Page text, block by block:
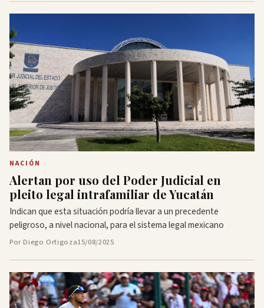
NACIÓN
Alertan por uso del Poder Judicial en
pleito legal intrafamiliar de Yucatán
Indican que esta situación podría llevar a un precedente
peligroso, a nivel nacional, para el sistema legal mexicano
Por Diego Ortigoza15/08/2025